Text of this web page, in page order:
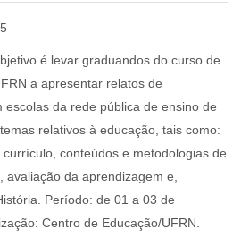
é levar graduandos do curso de
a apresentar relatos de
escolas da rede pública de ensino de
relativos à educação, tais como:
conteúdos e metodologias de
da aprendizagem e,
Período: de 01 a 03 de
Centro de Educação/UFRN.